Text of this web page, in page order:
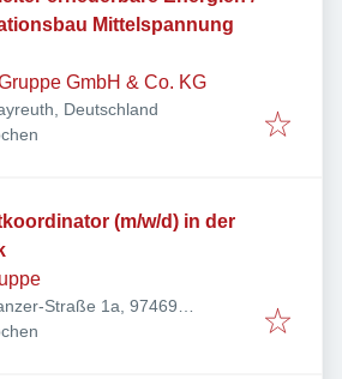
Mittelspannung
GmbH & Co. KG
Deutschland
:
(m/w/d) in der
Straße 1a, 97469
Deutschland
: